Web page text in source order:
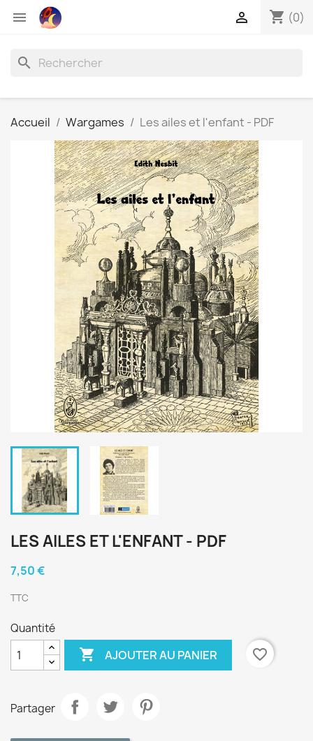
 shopping_cart (0)

search
Accueil Wargames Les ailes et l'enfant - PDF
LES AILES ET L'ENFANT - PDF
7,50 €
TTC
Quantité
 AJOUTER AU PANIER favorite_border
Partager